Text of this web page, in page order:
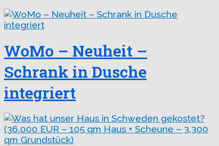
WoMo – Neuheit –
Schrank in Dusche
integriert